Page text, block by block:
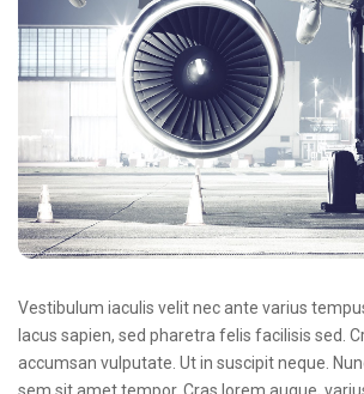
Vestibulum iaculis velit nec ante varius
lacus sapien, sed pharetra felis facilisis sed.
accumsan vulputate. Ut in suscipit neque.